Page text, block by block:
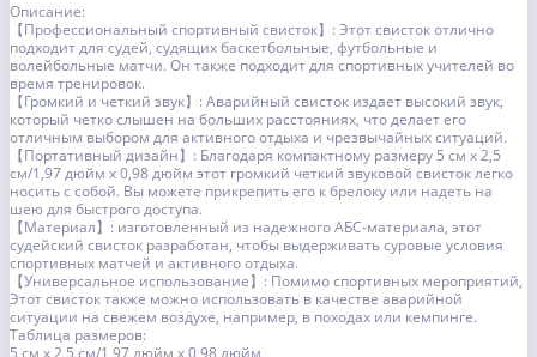
Описание:
【Профессиональный спортивный свисток】: Этот свисток отлично
подходит для судей, судящих баскетбольные, футбольные и
волейбольные матчи. Он также подходит для спортивных учителей во
время тренировок.
【Громкий и четкий звук】: Аварийный свисток издает высокий звук,
который четко слышен на больших расстояниях, что делает его
отличным выбором для активного отдыха и чрезвычайных ситуаций.
【Портативный дизайн】: Благодаря компактному размеру 5 см x 2,5
см/1,97 дюйм x 0,98 дюйм этот громкий четкий звуковой свисток легко
носить с собой. Вы можете прикрепить его к брелоку или надеть на
шею для быстрого доступа.
【Материал】: изготовленный из надежного АБС-материала, этот
судейский свисток разработан, чтобы выдерживать суровые условия
спортивных матчей и активного отдыха.
【Универсальное использование】: Помимо спортивных мероприятий,
Этот свисток также можно использовать в качестве аварийной
ситуации на свежем воздухе, например, в походах или кемпинге.
Таблица размеров: